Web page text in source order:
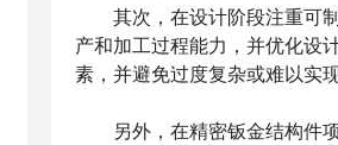
其次，在设计阶段注重可制
产和加工过程能力，并优化设
素，并避免过度复杂或难以实
另外，在精密钣金结构件项